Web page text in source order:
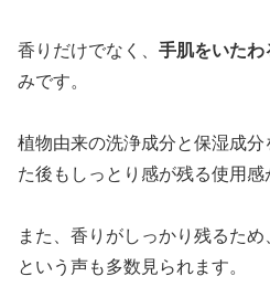
香りだけでなく、 手肌をいたわ
みです。
植物由来の洗浄成分と保湿成
た後もしっとり感が残る使用感
また、香りがしっかり残るため
という声も多数見られます。